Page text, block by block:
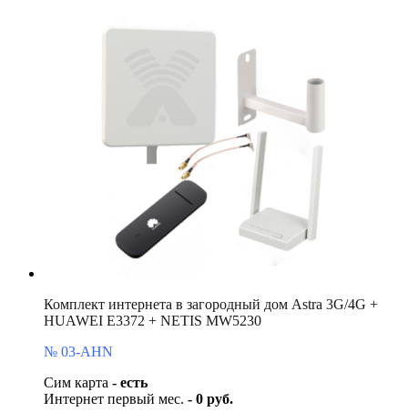
Комплект интернета в загородный дом Astra 3G/4G +
HUAWEI E3372 + NETIS MW5230
№ 03-AHN
Сим карта - есть
Интернет первый мес. - 0 руб.